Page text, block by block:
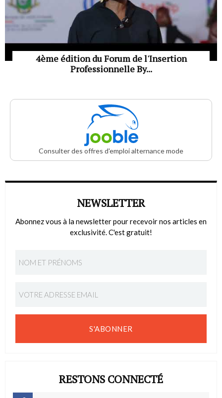
4ème édition du Forum de l'Insertion
Professionnelle By...
Consulter des offres d'emploi alternance mode
NEWSLETTER
Abonnez vous à la newsletter pour recevoir nos articles en
exclusivité. C'est gratuit!
S'ABONNER
RESTONS CONNECTÉ